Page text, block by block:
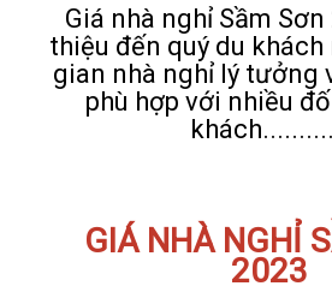
NHÀ HÀNG HẢI SẢN SẦM SƠN
DU LỊCH SẦM SƠN
LIÊN HỆ
Giá nhà nghỉ Sầm
thiệu đến quý du
gian nhà nghỉ lý tưởng
phù hợp với nhiều
GIÁ NHÀ NGHỈ
2023